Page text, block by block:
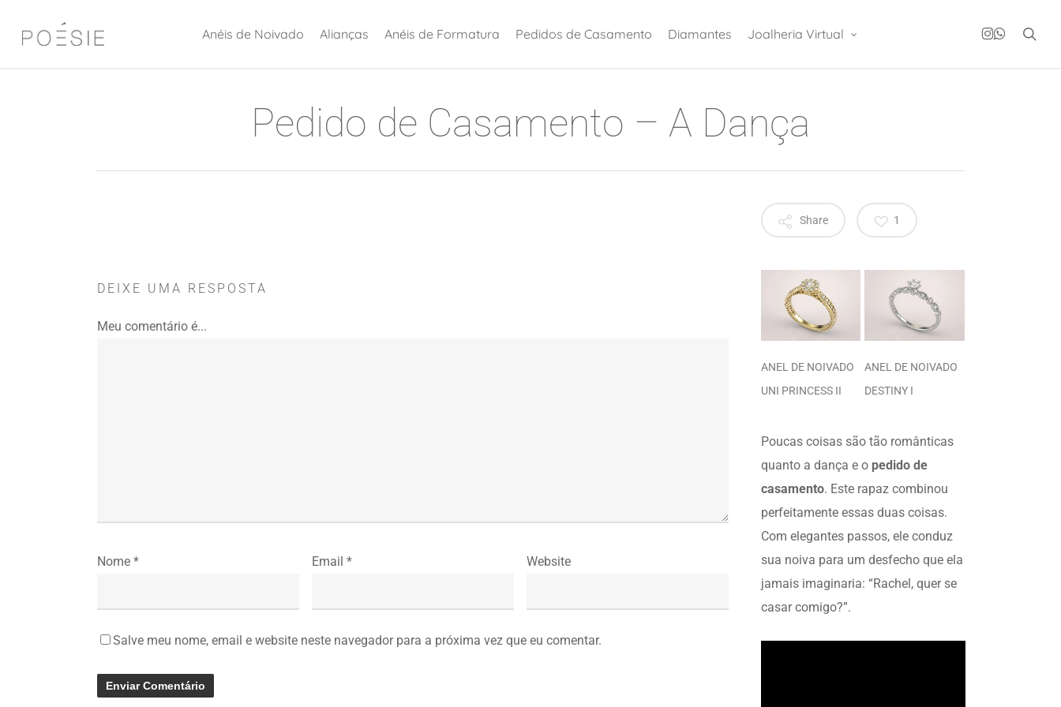
Anéis de Noivado Alianças Anéis de Formatura Pedidos de Casamento Diamantes Joalheria Virtual instagram
whatsapp
Pedido de Casamento – A Dança
DEIXE UMA RESPOSTA
Meu comentário é...
Nome * Email * Website
Salve meu nome, email e website neste navegador para a próxima vez que eu comentar.
Share 1
ANEL DE NOIVADO
UNI PRINCESS II
ANEL DE NOIVADO
DESTINY I
Poucas coisas são tão românticas
quanto a dança e o pedido de
casamento. Este rapaz combinou
perfeitamente essas duas coisas.
Com elegantes passos, ele conduz
sua noiva para um desfecho que ela
jamais imaginaria: “Rachel, quer se
casar comigo?”.